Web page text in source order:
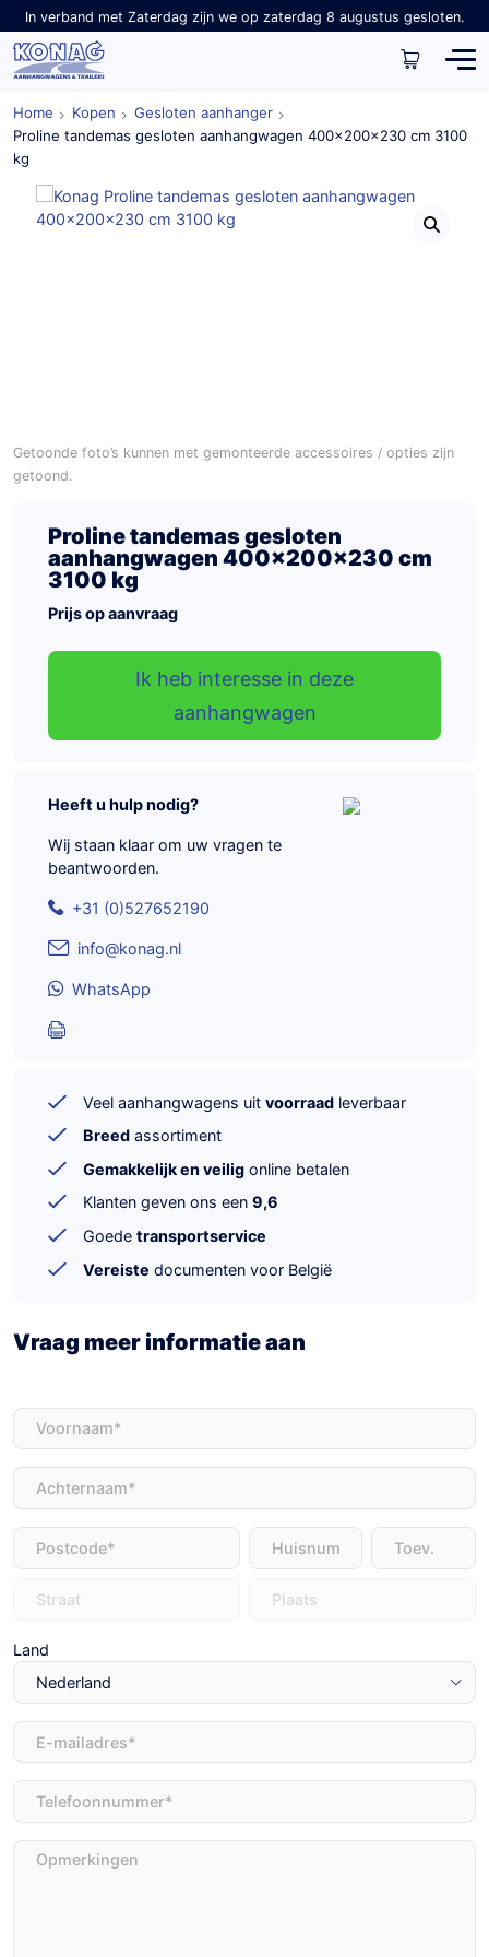
In verband met Zaterdag zijn we op zaterdag 8 augustus gesloten.
Home Kopen
Gesloten aanhanger
Proline tandemas gesloten aanhangwagen 400x200x230 cm 3100
kg
Getoonde foto’s kunnen met gemonteerde accessoires / opties zijn
getoond.
Proline tandemas gesloten
aanhangwagen 400x200x230 cm
3100 kg
Prijs op aanvraag
Ik heb interesse in deze
aanhangwagen
Heeft u hulp nodig?
Wij staan klaar om uw vragen te
beantwoorden.
+31 (0)527652190
info@konag.nl
WhatsApp
Veel aanhangwagens uit voorraad leverbaar
Breed assortiment
Gemakkelijk en veilig online betalen
Klanten geven ons een 9,6
Goede transportservice
Vereiste documenten voor België
Vraag meer informatie aan
Voornaam (Vereist)
Achternaam
Adres
Land
E-
mailadres(Vereist)
Telefoon
Opmerkingen